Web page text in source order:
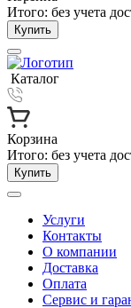
Итого: без учета
Купить
Каталог
Корзина
Итого: без учета
Купить
Услуги
Контакты
О компании
Доставка
Оплата
Сервис и